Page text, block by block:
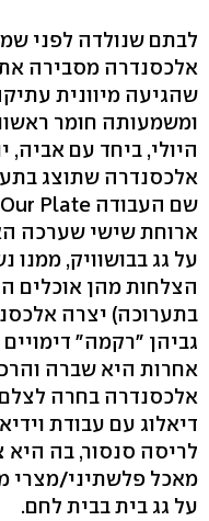
לבתם שנולדה לפני
אלכסנדרה מסבירה
שהגיעה מיוונית
ומשמעותה חומר
היולי, ביחד עם
אלכסנדרה שתוצג
ארוחת שישי שערכה
על גג בבושוויק,
הצלחות מהן אוכלים
בתערוכה) יצרה
גביהן "רקמה"
אחרות היא שברה
אלכסנדרה בחרה לצלם
דיאלוג עם עבודת
לריסה סנסור, בה
מאכל פלשתיני/מצרי
על גג בית בבית לחם.